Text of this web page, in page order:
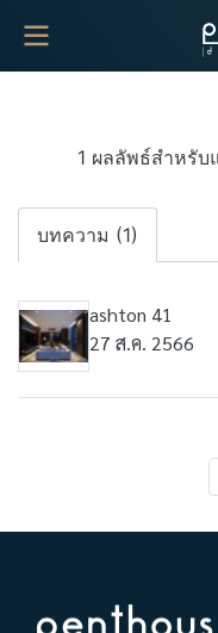
1 ผลลัพธ์สำหรั
บทความ (1)
ashton 41
27 ส.ค. 2566